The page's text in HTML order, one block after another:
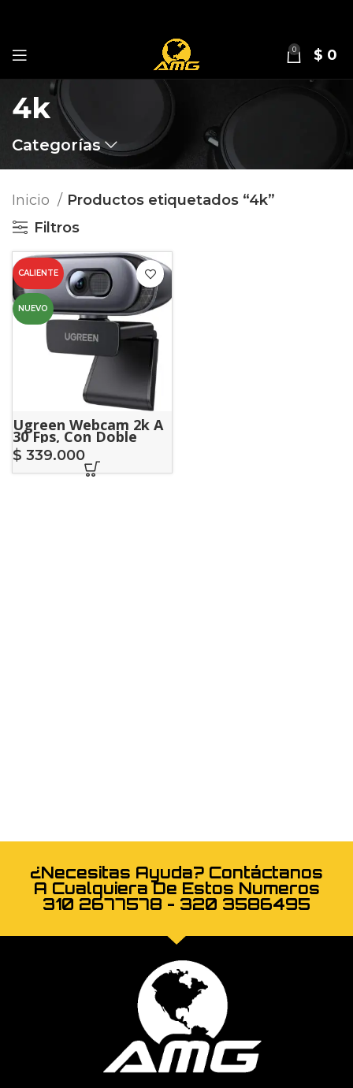
0 $ 0
4k
Categorías
Inicio
Productos etiquetados “4k”
Filtros
CALIENTE
NUEVO
Ugreen Webcam 2k A
30 Fps, Con Doble
Microfono
$ 339.000
¿Necesitas Ayuda? Contáctanos
A Cualquiera De Estos Numeros
310 2677578 - 320 3586495